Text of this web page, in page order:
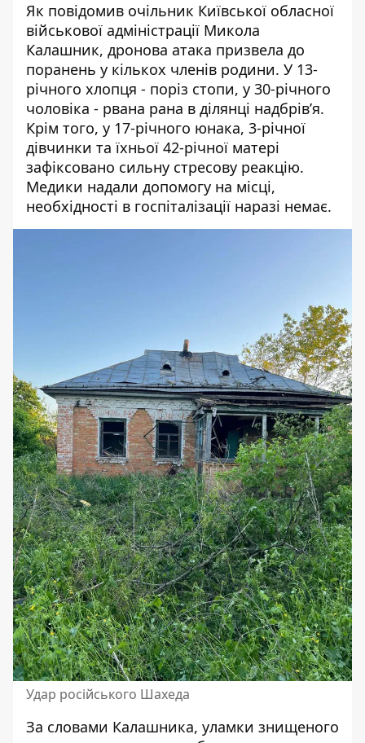
Як повідомив очільник Київської обласної
військової адміністрації Микола
Калашник, дронова атака призвела до
поранень у кількох членів родини. У 13-
річного хлопця - поріз стопи, у 30-річного
чоловіка - рвана рана в ділянці надбрів’я.
Крім того, у 17-річного юнака, 3-річної
дівчинки та їхньої 42-річної матері
зафіксовано сильну стресову реакцію.
Медики надали допомогу на місці,
необхідності в госпіталізації наразі немає.
Удар російського Шахеда
За словами Калашника, уламки знищеного